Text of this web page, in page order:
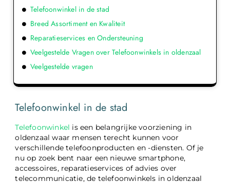
Telefoonwinkel in de stad
Telefoonwinkel is een belangrijke voorziening in
oldenzaal waar mensen terecht kunnen voor
verschillende telefoonproducten en -diensten. Of je
nu op zoek bent naar een nieuwe smartphone,
accessoires, reparatieservices of advies over
telecommunicatie, de telefoonwinkels in oldenzaal
Telefoonwinkel in de stad
Breed Assortiment en Kwaliteit
Reparatieservices en Ondersteuning
Veelgestelde Vragen over Telefoonwinkels in oldenzaal
Veelgestelde vragen